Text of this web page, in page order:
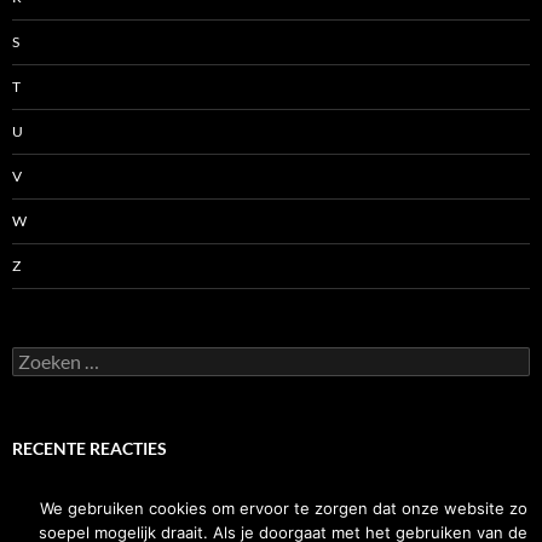
S
T
U
V
W
Z
Zoeken
naar:
RECENTE REACTIES
We gebruiken cookies om ervoor te zorgen dat onze website zo
soepel mogelijk draait. Als je doorgaat met het gebruiken van de